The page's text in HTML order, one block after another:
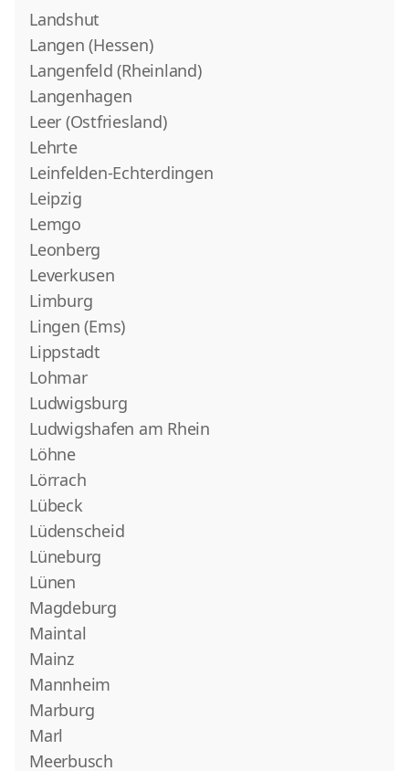
Landshut
Langen (Hessen)
Langenfeld (Rheinland)
Langenhagen
Leer (Ostfriesland)
Lehrte
Leinfelden-Echterdingen
Leipzig
Lemgo
Leonberg
Leverkusen
Limburg
Lingen (Ems)
Lippstadt
Lohmar
Ludwigsburg
Ludwigshafen am Rhein
Löhne
Lörrach
Lübeck
Lüdenscheid
Lüneburg
Lünen
Magdeburg
Maintal
Mainz
Mannheim
Marburg
Marl
Meerbusch